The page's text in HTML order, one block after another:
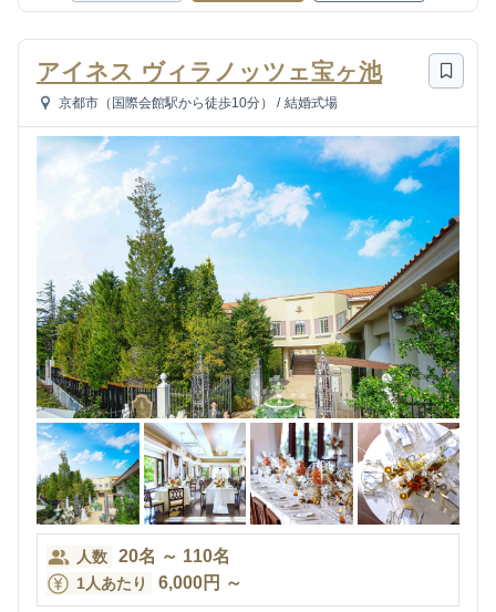
アイネス ヴィラノッツェ宝ヶ池
京都市（国際会館駅から徒歩10分） / 結婚式場
人数 20名 ～ 110名
1人あたり 6,000円 ～